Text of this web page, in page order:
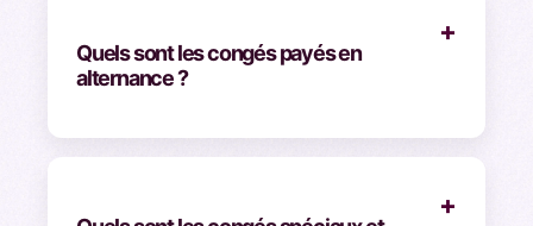
Quels sont les congés payés en
alternance ?
+
+